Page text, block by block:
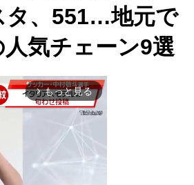
タ、551…地元で
気チェーン9選
arrow_forward_ios もっと見る